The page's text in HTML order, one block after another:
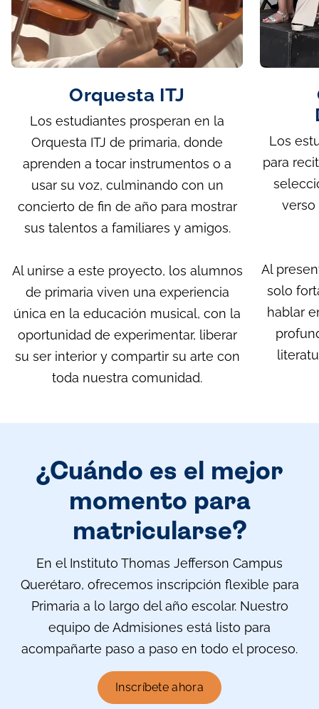
Orquesta ITJ
Los estudiantes prosperan en la
Orquesta ITJ de primaria, donde
aprenden a tocar instrumentos o a
usar su voz, culminando con un
concierto de fin de año para mostrar
sus talentos a familiares y amigos.
Al unirse a este proyecto, los alumnos
de primaria viven una experiencia
única en la educación musical, con la
oportunidad de experimentar, liberar
su ser interior y compartir su arte con
toda nuestra comunidad.
Los
para
verso
Al
solo
hablar
¿Cuándo es el mejor
momento para
matricularse?
En el Instituto Thomas Jefferson Campus
Querétaro, ofrecemos inscripción flexible para
Primaria a lo largo del año escolar. Nuestro
equipo de Admisiones está listo para
acompañarte paso a paso en todo el proceso.
Inscríbete ahora